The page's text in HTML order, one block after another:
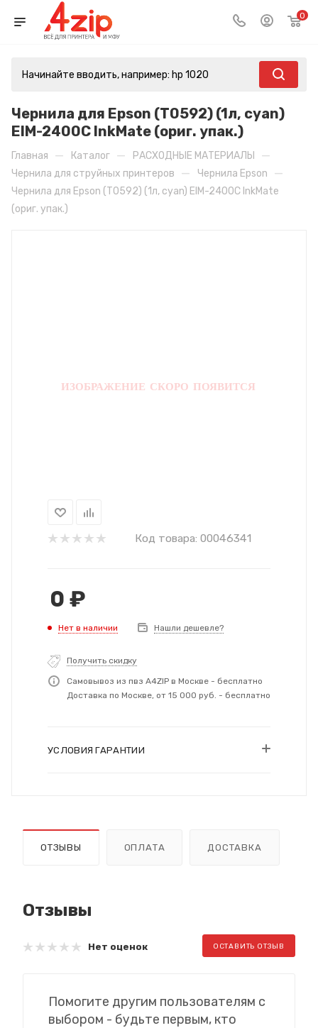
0
Чернила для Epson (T0592) (1л, cyan)
EIM-2400C InkMate (ориг. упак.)
Главная — Каталог — РАСХОДНЫЕ МАТЕРИАЛЫ —
Чернила для струйных принтеров — Чернила Epson —
Чернила для Epson (T0592) (1л, cyan) EIM-2400C InkMate
(ориг. упак.)
Код товара: 00046341
0 ₽
Нет в наличии Нашли дешевле?
Получить скидку
Самовывоз из пвз A4ZIP в Москве - бесплатно
Доставка по Москве, от 15 000 руб. - бесплатно
УСЛОВИЯ ГАРАНТИИ
ОТЗЫВЫ ОПЛАТА ДОСТАВКА
Отзывы
Нет оценок ОСТАВИТЬ ОТЗЫВ
Помогите другим пользователям с
выбором - будьте первым, кто